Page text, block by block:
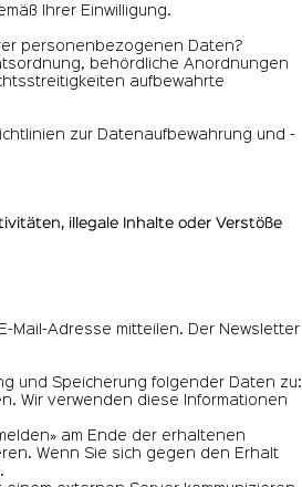
Ihrer Einwilligung.
personenbezogenen Daten?
behördliche Anordnungen
aufbewahrte
zur Datenaufbewahrung und -
illegale Inhalte oder Verstöße
Mail-Adresse mitteilen. Der Newsletter
und Speicherung folgender Daten zu:
Wir verwenden diese Informationen
am Ende der erhaltenen
Wenn Sie sich gegen den Erhalt